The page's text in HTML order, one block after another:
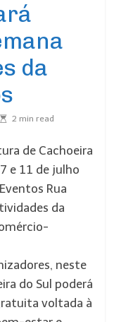
da
2 min read
de Cachoeira
e 11 de julho
Rua
da
neste
do Sul poderá
voltada à